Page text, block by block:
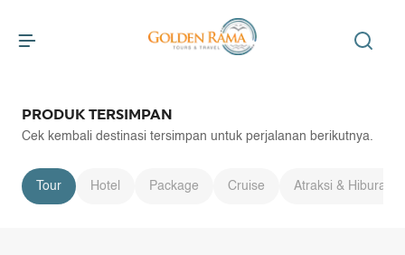
PRODUK TERSIMPAN
Cek kembali destinasi tersimpan untuk perjalanan berikutnya.
Tour Hotel Package Cruise Atraksi & Hiburan